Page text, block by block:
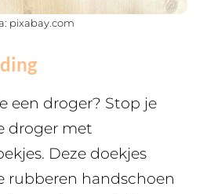
pixabay.com
een droger? Stop je
droger met
Deze doekjes
rubberen handschoen